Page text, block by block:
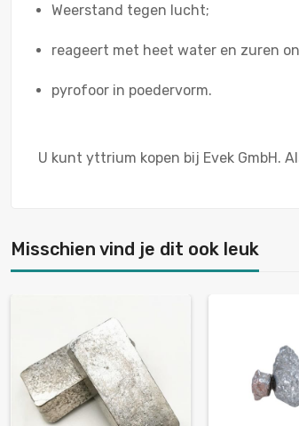
Weerstand tegen lucht;
reageert met heet water en zuren
pyrofoor in poedervorm.
U kunt yttrium kopen bij Evek GmbH.
Misschien vind je dit ook leuk